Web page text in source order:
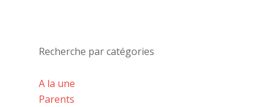
Recherche par catégories
A la une
Parents